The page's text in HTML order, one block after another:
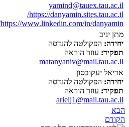
yamind@tauex.tau.ac.il
https://danyamin.sites.tau.ac.il/
https://www.linkedin.com/in/danyamin/
מתן יניב
יחידה: הפקולטה להנדסה
תפקיד: עוזר הוראה
matanyaniv@mail.tau.ac.il
אריאל יעקובסון
יחידה: הפקולטה להנדסה
תפקיד: עוזר הוראה
arielj1@mail.tau.ac.il
הבא
הקודם